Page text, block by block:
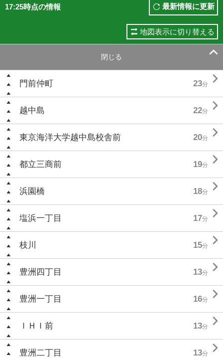
17:25時点の情報 最新情報に更新
地図表示に切り替える
閉じる 
門前仲町 23分 
越中島 22分 
東京海洋大学越中島校舎前 20分 
都立三商前 19分 
浜園橋 18分 
塩浜一丁目 17分 
枝川 15分 
豊洲四丁目 13分 
豊洲一丁目 16分 
ＩＨＩ前 13分 
豊洲二丁目 13分 